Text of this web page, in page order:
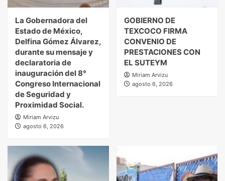
La Gobernadora del
Estado de México,
Delfina Gómez Álvarez,
durante su mensaje y
declaratoria de
inauguración del 8°
Congreso Internacional
de Seguridad y
Proximidad Social.
Miriam Arvizu
agosto 6, 2026
GOBIERNO DE
TEXCOCO FIRMA
CONVENIO DE
PRESTACIONES CON
EL SUTEYM
Miriam Arvizu
agosto 6, 2026